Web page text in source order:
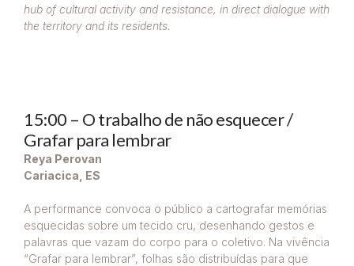
hub of cultural activity and resistance, in direct dialogue with
the territory and its residents.
15:00 – O trabalho de não esquecer /
Grafar para lembrar
Reya Perovan
Cariacica, ES
A performance convoca o público a cartografar memórias
esquecidas sobre um tecido cru, desenhando gestos e
palavras que vazam do corpo para o coletivo. Na vivência
“Grafar para lembrar”, folhas são distribuídas para que